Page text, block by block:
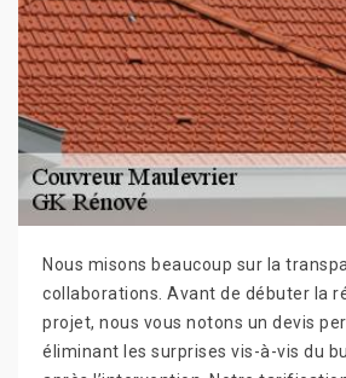
Nous misons beaucoup sur la
collaborations. Avant de débuter la
projet, nous vous notons un devis
éliminant les surprises vis-à-vis du